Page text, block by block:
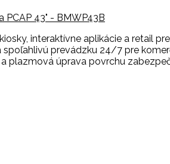
PCAP 43" - BMWP43B
interaktívne aplikácie a retail
prevádzku 24/7 pre
plazmová úprava povrchu